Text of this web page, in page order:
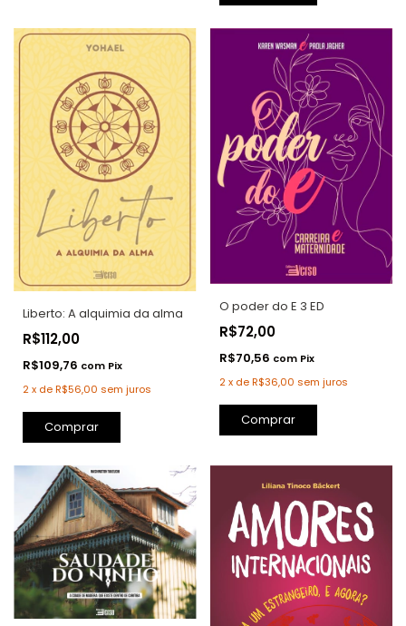
Liberto: A alquimia da alma
R$112,00
R$109,76 com Pix
2x deR$56,00 sem juros
Comprar
O poder do E 3 ED
R$72,00
R$70,56 com Pix
2 x deR$36,00 sem juros
Comprar